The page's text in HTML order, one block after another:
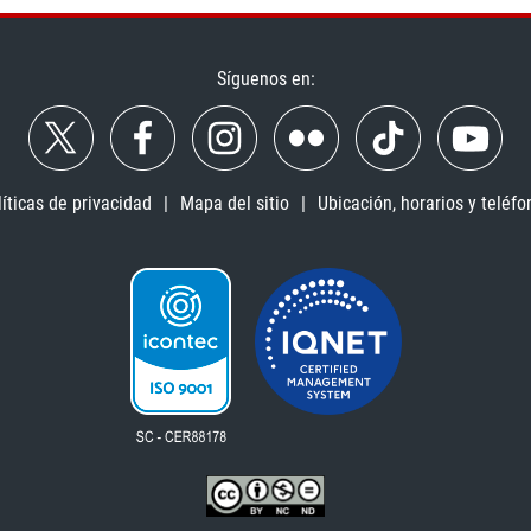
Síguenos en:
de privacidad Mapa del sitio Ubicación, horarios y